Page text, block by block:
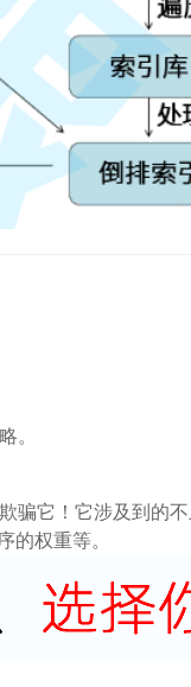
。
骗它！它涉及到的
权重等。